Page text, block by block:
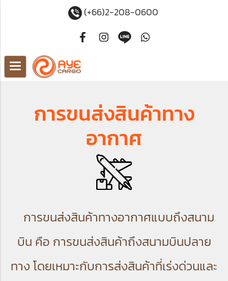
(+66)2-208-0600
การขนส่งสินค้าทาง
อากาศ
การขนส่งสินค้าทางอากาศแบบถึงสนาม
บิน คือ การขนส่งสินค้าถึงสนามบินปลาย
ทาง โดยเหมาะกับการส่งสินค้าที่เร่งด่วนและ